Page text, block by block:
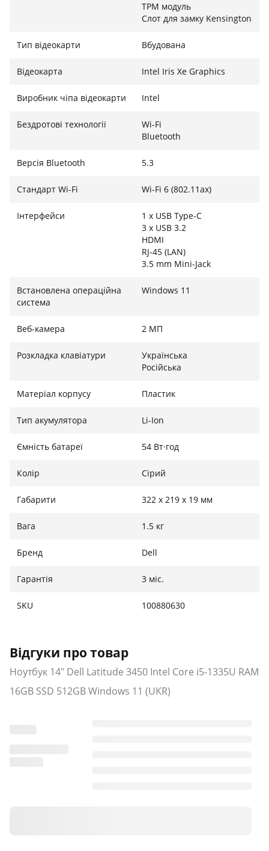
TPM модуль
Слот для замку Kensington
Тип відеокарти Вбудована
Відеокарта Intel Iris Xe Graphics
Виробник чіпа відеокарти Intel
Бездротові технології
Wi-Fi
Bluetooth
Версія Bluetooth 5.3
Стандарт Wi-Fi Wi-Fi 6 (802.11ax)
Інтерфейси
1 x USB Type-C
3 x USB 3.2
HDMI
RJ-45 (LAN)
3.5 mm Mini-Jack
Встановлена ​​операційна
система
Windows 11
Веб-камера 2 МП
Розкладка клавіатури
Українська
Російська
Матеріал корпусу Пластик
Тип акумулятора Li-Ion
Ємність батареї 54 Вт·год
Колір Сірий
Габарити 322 х 219 х 19 мм
Вага 1.5 кг
Бренд Dell
Гарантія 3 міс.
SKU 100880630
Відгуки про товар
Ноутбук 14" Dell Latitude 3450 Intel Core i5-1335U RAM
16GB SSD 512GB Windows 11 (UKR)